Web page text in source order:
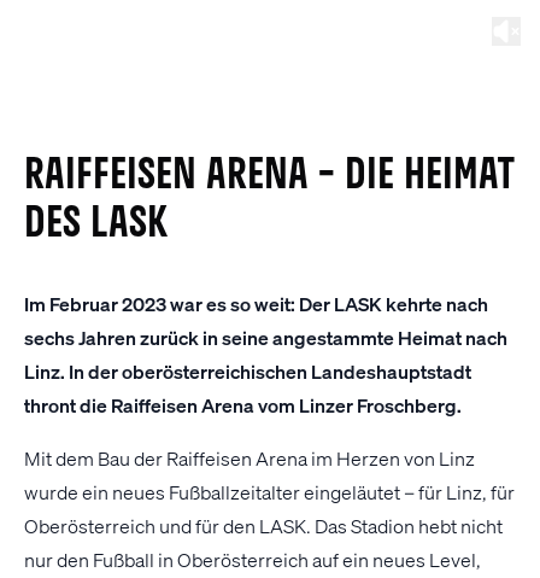
RAIFFEISEN ARENA – DIE HEIMAT
DES LASK
Im Februar 2023 war es so weit: Der LASK kehrte nach
sechs Jahren zurück in seine angestammte Heimat nach
Linz. In der oberösterreichischen Landeshauptstadt
thront die Raiffeisen Arena vom Linzer Froschberg.
Mit dem Bau der Raiffeisen Arena im Herzen von Linz
wurde ein neues Fußballzeitalter eingeläutet – für Linz, für
Oberösterreich und für den LASK. Das Stadion hebt nicht
nur den Fußball in Oberösterreich auf ein neues Level,